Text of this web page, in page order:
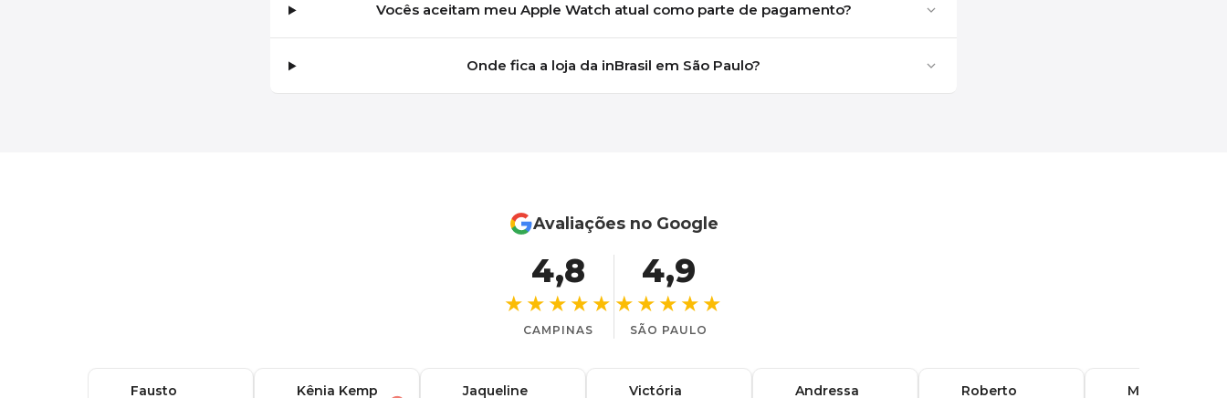
Vocês aceitam meu Apple Watch atual como parte de pagamento?
Onde fica a loja da inBrasil em São Paulo?
Avaliações no Google
4,8
★★★★★
CAMPINAS
4,9
★★★★★
SÃO PAULO
Fausto Kênia Kemp Jaqueline Victória Andressa Roberto Marina